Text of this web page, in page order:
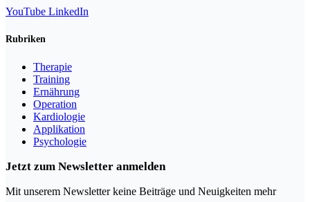
YouTube LinkedIn
Rubriken
Therapie
Training
Ernährung
Operation
Kardiologie
Applikation
Psychologie
Jetzt zum Newsletter anmelden
Mit unserem Newsletter keine Beiträge und Neuigkeiten mehr